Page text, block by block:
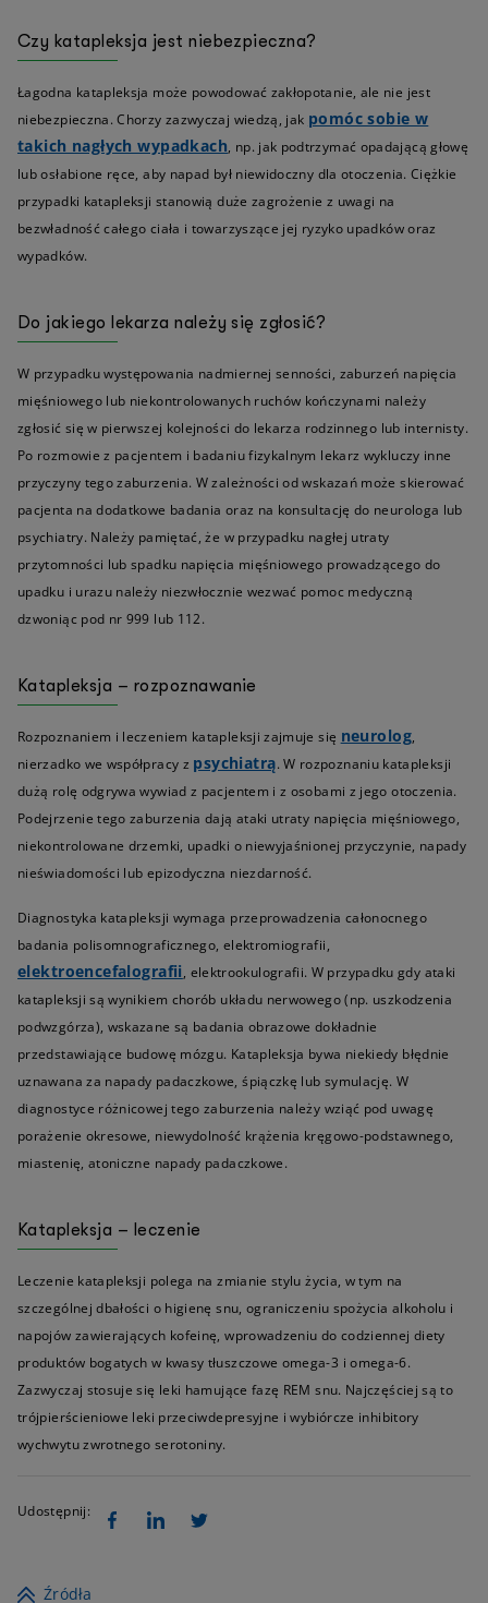
Czy katapleksja jest niebezpieczna?
Łagodna katapleksja może powodować zakłopotanie, ale nie jest
niebezpieczna. Chorzy zazwyczaj wiedzą, jak pomóc sobie w
takich nagłych wypadkach, np. jak podtrzymać opadającą głowę
lub osłabione ręce, aby napad był niewidoczny dla otoczenia. Ciężkie
przypadki katapleksji stanowią duże zagrożenie z uwagi na
bezwładność całego ciała i towarzyszące jej ryzyko upadków oraz
wypadków.
Do jakiego lekarza należy się zgłosić?
W przypadku występowania nadmiernej senności, zaburzeń napięcia
mięśniowego lub niekontrolowanych ruchów kończynami należy
zgłosić się w pierwszej kolejności do lekarza rodzinnego lub internisty.
Po rozmowie z pacjentem i badaniu fizykalnym lekarz wykluczy inne
przyczyny tego zaburzenia. W zależności od wskazań może skierować
pacjenta na dodatkowe badania oraz na konsultację do neurologa lub
psychiatry. Należy pamiętać, że w przypadku nagłej utraty
przytomności lub spadku napięcia mięśniowego prowadzącego do
upadku i urazu należy niezwłocznie wezwać pomoc medyczną
dzwoniąc pod nr 999 lub 112.
Katapleksja – rozpoznawanie
Rozpoznaniem i leczeniem katapleksji zajmuje się neurolog,
nierzadko we współpracy z psychiatrą. W rozpoznaniu katapleksji
dużą rolę odgrywa wywiad z pacjentem i z osobami z jego otoczenia.
Podejrzenie tego zaburzenia dają ataki utraty napięcia mięśniowego,
niekontrolowane drzemki, upadki o niewyjaśnionej przyczynie, napady
nieświadomości lub epizodyczna niezdarność.
Diagnostyka katapleksji wymaga przeprowadzenia całonocnego
badania polisomnograficznego, elektromiografii,
elektroencefalografii, elektrookulografii. W przypadku gdy ataki
katapleksji są wynikiem chorób układu nerwowego (np. uszkodzenia
podwzgórza), wskazane są badania obrazowe dokładnie
przedstawiające budowę mózgu. Katapleksja bywa niekiedy błędnie
uznawana za napady padaczkowe, śpiączkę lub symulację. W
diagnostyce różnicowej tego zaburzenia należy wziąć pod uwagę
porażenie okresowe, niewydolność krążenia kręgowo-podstawnego,
miastenię, atoniczne napady padaczkowe.
Katapleksja – leczenie
Leczenie katapleksji polega na zmianie stylu życia, w tym na
szczególnej dbałości o higienę snu, ograniczeniu spożycia alkoholu i
napojów zawierających kofeinę, wprowadzeniu do codziennej diety
produktów bogatych w kwasy tłuszczowe omega-3 i omega-6.
Zazwyczaj stosuje się leki hamujące fazę REM snu. Najczęściej są to
trójpierścieniowe leki przeciwdepresyjne i wybiórcze inhibitory
wychwytu zwrotnego serotoniny.
Udostępnij:
Źródła